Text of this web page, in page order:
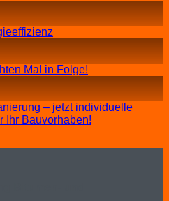
Mal in Folge!
– jetzt individuelle
Ihr Bauvorhaben!